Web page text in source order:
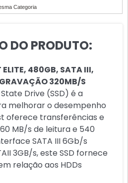
Categoria
DO PRODUTO:
ELITE, 480GB, SATA III,
320MB/S
Drive (SSD) é a
melhorar o desempenho
oferece transferências e
MB/s de leitura e 540
SATA III 6Gb/s
3GB/s, este SSD fornece
relação aos HDDs